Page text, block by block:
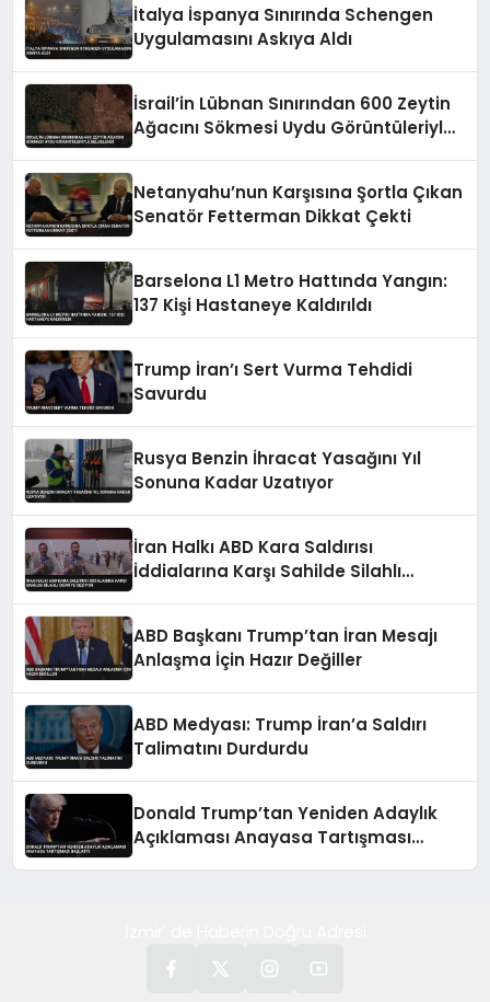
İtalya İspanya Sınırında Schengen
Uygulamasını Askıya Aldı
İsrail’in Lübnan Sınırından 600 Zeytin
Ağacını Sökmesi Uydu Görüntüleriyle
Netanyahu’nun Karşısına Şortla Çıkan
Senatör Fetterman Dikkat Çekti
Barselona L1 Metro Hattında Yangın:
137 Kişi Hastaneye Kaldırıldı
Trump İran’ı Sert Vurma Tehdidi
Savurdu
Rusya Benzin İhracat Yasağını Yıl
Sonuna Kadar Uzatıyor
İran Halkı ABD Kara Saldırısı
İddialarına Karşı Sahilde Silahlı
ABD Başkanı Trump’tan İran Mesajı
Anlaşma İçin Hazır Değiller
ABD Medyası: Trump İran’a Saldırı
Talimatını Durdurdu
Donald Trump’tan Yeniden Adaylık
Açıklaması Anayasa Tartışması